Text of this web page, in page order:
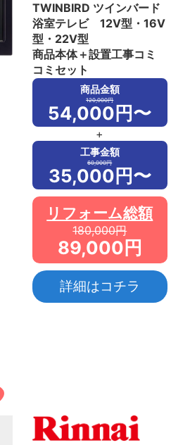
TWINBIRD ツインバード
浴室テレビ 12V型・16V
型・22V型
商品本体＋設置工事コミ
コミセット
商品金額
120,000円
54,000円〜
+
工事金額
60,000円
35,000円〜
リフォーム総額
180,000円
89,000円
詳細はコチラ